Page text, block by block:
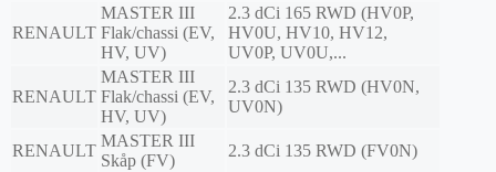
RENAULT
MASTER III
Flak/chassi (EV,
HV, UV)
2.3 dCi 165 RWD (HV0P,
HV0U, HV10, HV12,
UV0P, UV0U,...
RENAULT
MASTER III
Flak/chassi (EV,
HV, UV)
2.3 dCi 135 RWD (HV0N,
UV0N)
RENAULT
MASTER III
Skåp (FV)
2.3 dCi 135 RWD (FV0N)